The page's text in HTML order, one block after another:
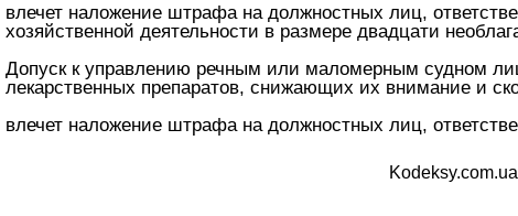
влечет наложение штрафа на должностных лиц,
хозяйственной деятельности в размере двадцати
Допуск к управлению речным или маломерным судном
лекарственных препаратов, снижающих их внимание и
влечет наложение штрафа на должностных лиц,